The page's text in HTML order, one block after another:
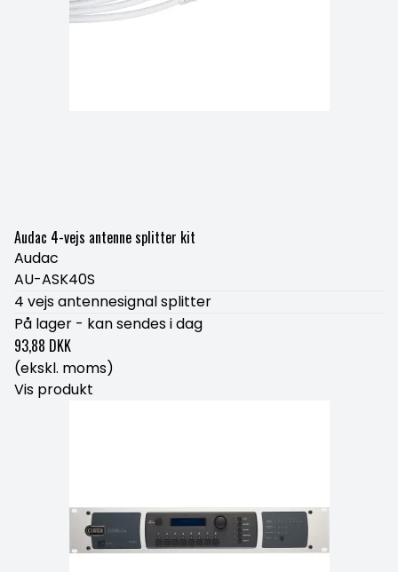
Audac 4-vejs antenne splitter kit
Audac
AU-ASK40S
4 vejs antennesignal splitter
På lager - kan sendes i dag
93,88 DKK
(ekskl. moms)
Vis produkt